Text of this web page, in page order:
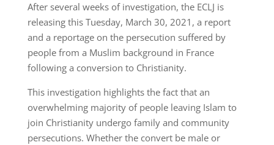
After several weeks of investigation, the ECLJ is
releasing this Tuesday, March 30, 2021, a report
and a reportage on the persecution suffered by
people from a Muslim background in France
following a conversion to Christianity.
This investigation highlights the fact that an
overwhelming majority of people leaving Islam to
join Christianity undergo family and community
persecutions. Whether the convert be male or